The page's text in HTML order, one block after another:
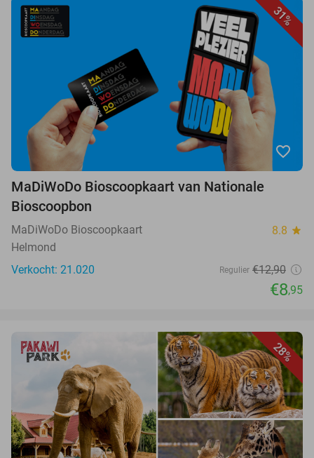
31%
favorite_border
MaDiWoDo Bioscoopkaart van Nationale
Bioscoopbon
MaDiWoDo Bioscoopkaart 8.8 star
Helmond
Verkocht: 21.020
Regulier €12,90
€8,95
28%